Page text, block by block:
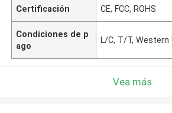
Certificación CE, FCC, ROHS
Condiciones de p
ago
L/C, T/T, Western
Vea más